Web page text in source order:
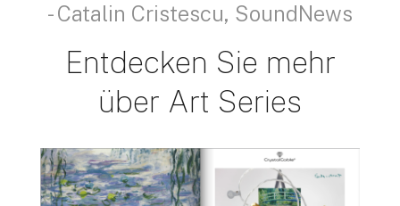
- Catalin Cristescu, SoundNews
Entdecken Sie mehr
über Art Series